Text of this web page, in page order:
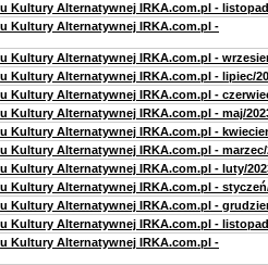
Kultury Alternatywnej IRKA.com.pl -
Kultury Alternatywnej IRKA.com.pl -
Kultury Alternatywnej IRKA.com.pl -
Kultury Alternatywnej IRKA.com.pl - lipiec/
Kultury Alternatywnej IRKA.com.pl -
Kultury Alternatywnej IRKA.com.pl - maj/
Kultury Alternatywnej IRKA.com.pl -
Kultury Alternatywnej IRKA.com.pl - marzec/
Kultury Alternatywnej IRKA.com.pl - luty/
Kultury Alternatywnej IRKA.com.pl -
Kultury Alternatywnej IRKA.com.pl -
Kultury Alternatywnej IRKA.com.pl -
Kultury Alternatywnej IRKA.com.pl -